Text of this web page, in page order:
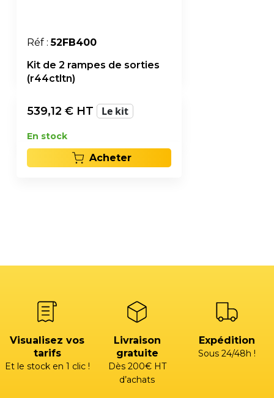
Réf :52FB400
Kit de 2 rampes de sorties
(r44ctltn)
539,12 € HT Le kit
En stock
Acheter
Visualisez vos
tarifs
Et le stock en 1 clic !
Livraison
gratuite
Dès 200€ HT
d’achats
Expédition
Sous 24/48h !